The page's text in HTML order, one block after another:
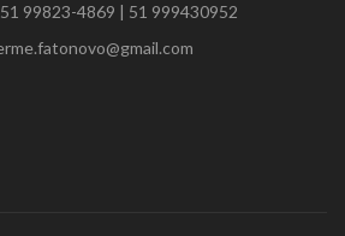
51 99823-4869 | 51 999430952